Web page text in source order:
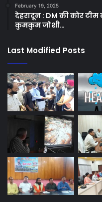
February 19, 2025
देहरादून : DM की कोर टीम
कुमकुम जोशी…
Last Modified Posts